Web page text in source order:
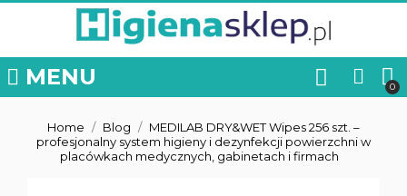
MENU
Home Blog
MEDILAB DRY&WET Wipes 256 szt. –
profesjonalny system higieny i dezynfekcji powierzchni w
placówkach medycznych, gabinetach i firmach